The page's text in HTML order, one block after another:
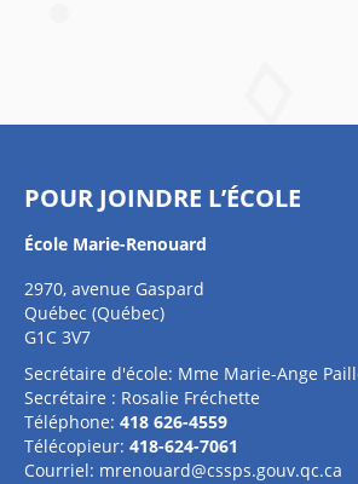
POUR JOINDRE L’ÉCOLE
École Marie-Renouard
2970, avenue Gaspard
Québec (Québec)
G1C 3V7
Secrétaire d'école: Mme Marie-Ange
Secrétaire : Rosalie Fréchette
Téléphone: 418 626-4559
Télécopieur: 418-624-7061
Courriel: mrenouard@cssps.gouv.qc.ca